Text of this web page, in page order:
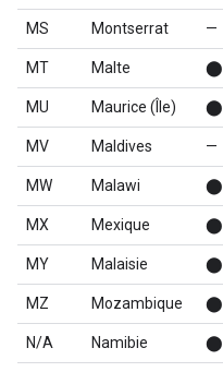
MS Montserrat —
MT Malte ⬤
MU Maurice (Île) ⬤
MV Maldives —
MW Malawi ⬤
MX Mexique ⬤
MY Malaisie ⬤
MZ Mozambique ⬤
N/A Namibie ⬤